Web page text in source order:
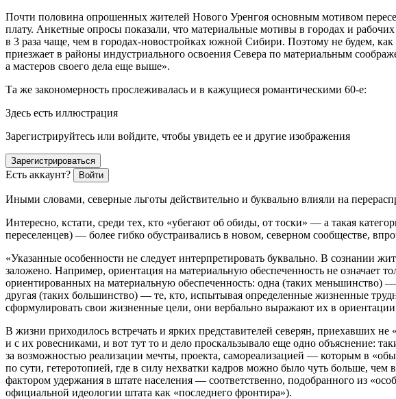
Почти половина опрошенных жителей Нового Уренгоя основным мотивом
плату. Анкетные опросы показали, что материальные мотивы в городах и
в 3 раза чаще, чем в городах-новостройках южной Сибири. Поэтому не будем,
приезжает в районы индустриального освоения Севера по материальным
а мастеров своего дела еще выше».
Та же закономерность прослеживалась и в кажущиеся романтическими 60-е:
Здесь есть иллюстрация
Зарегистрируйтесь или войдите, чтобы увидеть ее и другие изображения
Зарегистрироваться
Есть аккаунт? Войти
Иными словами, северные льготы действительно и буквально влияли на
Интересно, кстати, среди тех, кто «убегают об обиды, от тоски» — а такая
переселенцев) — более гибко обустраивались в новом, северном сообществе,
«Указанные особенности не следует интерпретировать буквально. В сознании
заложено. Например, ориентация на материальную обеспеченность не означает
ориентированных на материальную обеспеченность: одна (таких меньшинство) —
другая (таких большинство) — те, кто, испытывая определенные жизненные
сформулировать свои жизненные цели, они вербально выражают их в
В жизни приходилось встречать и ярких представителей северян, приехавших
и с их ровесниками, и вот тут то и дело проскальзывало еще одно объяснение:
за возможностью реализации мечты, проекта, самореализацией — которым в
по сути, гетеротопией, где в силу нехватки кадров можно было чуть больше,
фактором удержания в штате населения — соответственно, подобранного из
официальной идеологии штата как «последнего фронтира»).